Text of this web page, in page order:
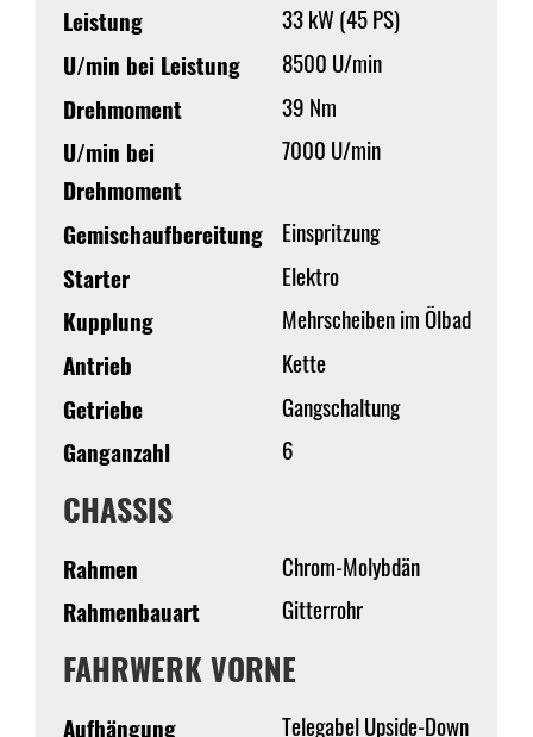
Leistung
33 kW (45 PS)
U/min bei Leistung
8500 U/min
Drehmoment
39 Nm
U/min bei
Drehmoment
7000 U/min
Gemischaufbereitung Einspritzung
Starter
Elektro
Kupplung
Mehrscheiben im Ölbad
Antrieb
Kette
Getriebe
Gangschaltung
Ganganzahl
6
CHASSIS
Rahmen
Chrom-Molybdän
Rahmenbauart
Gitterrohr
FAHRWERK VORNE
Aufhängung Telegabel Upside-Down